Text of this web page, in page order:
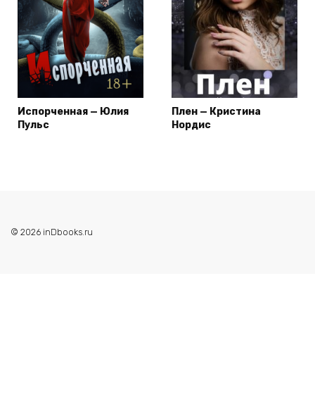
Испорченная — Юлия
Пульс
Плен — Кристина
Нордис
© 2026 inDbooks.ru